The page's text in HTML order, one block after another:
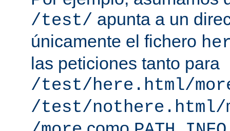
/test/ apunta a un
únicamente el fichero
las peticiones tanto para
/test/here.html/
/test/nothere.html/